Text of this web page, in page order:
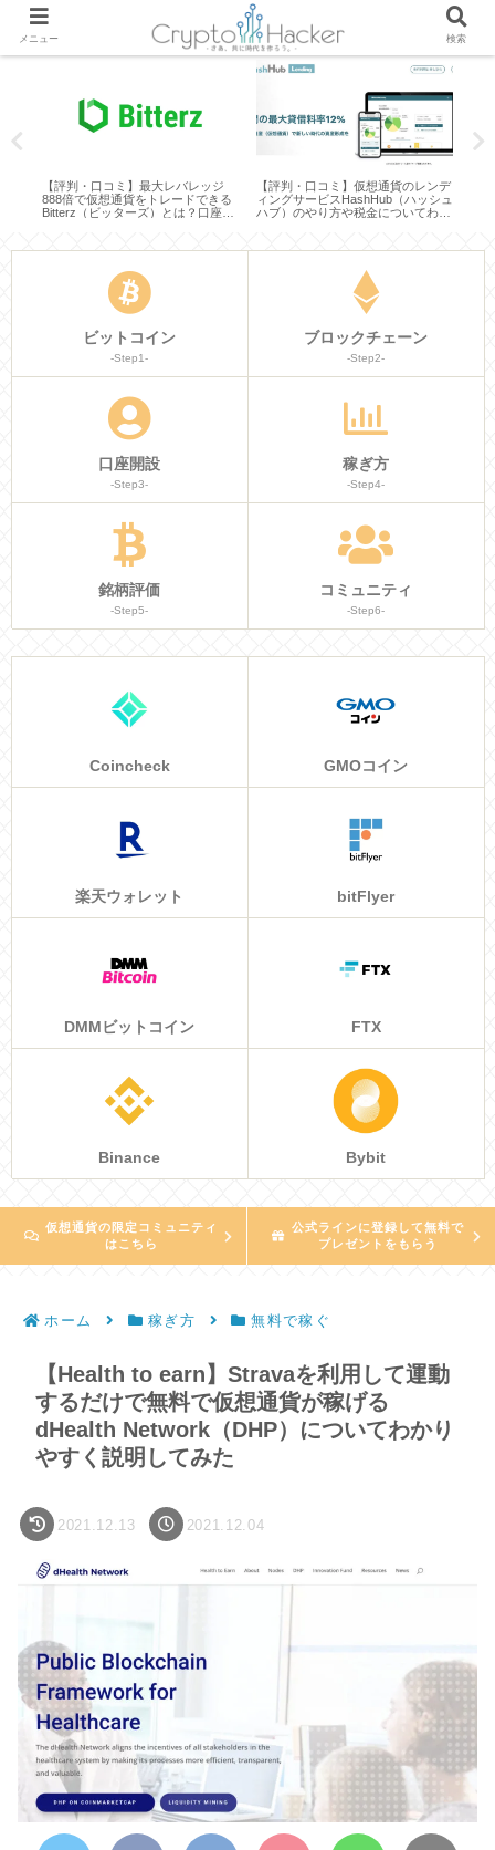
【評判・口コミ】最大レバレッジ
888倍で仮想通貨をトレードできる
Bitterz（ビッターズ）とは？口座開
【評判・口コミ】仮想通貨のレンデ
ィングサービスHashHub（ハッシュ
ハブ）のやり方や税金についてわか
ビットコイン
-Step1-
ブロックチェーン
-Step2-
口座開設
-Step3-
稼ぎ方
-Step4-
銘柄評価
-Step5-
コミュニティ
-Step6-
Coincheck GMOコイン
楽天ウォレット bitFlyer
DMMビットコイン FTX
Binance Bybit
仮想通貨の限定コミュニティ
はこちら
公式ラインに登録して無料で
プレゼントをもらう
ホーム 稼ぎ方 無料で稼ぐ
【Health to earn】Stravaを利用して運動
するだけで無料で仮想通貨が稼げる
dHealth Network（DHP）についてわかり
やすく説明してみた
2021.12.13 2021.12.04
メニュー 検索